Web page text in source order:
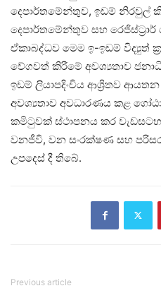
දෙපාර්තමේන්තුව, ඉඩම්
දෙපාර්තමේන්තුව සහ
ඒකාබද්ධව මෙම ඉ-ඉඩම් විද්‍යුත්
වේගවත් කිරීමේ අවශ්‍යතාව
ඉඩම් ලියාපදිංචිය ආශ්‍රිතව
අවශ්‍යතාව අවධාරණය කළ
කමිටුවක් ස්ථාපනය කර
වනජීවි, වන සංරක්ෂණ සහ පරිසර
උපදෙස් දී තිබේ.
Previous article